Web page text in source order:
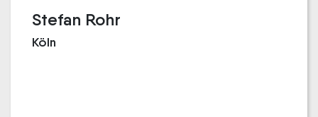
Stefan Rohr
Köln